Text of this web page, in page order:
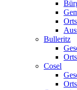
Bulleritz
Cosel